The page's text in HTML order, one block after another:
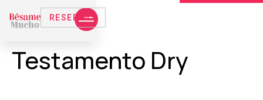
RESERVAS
Testamento Dry